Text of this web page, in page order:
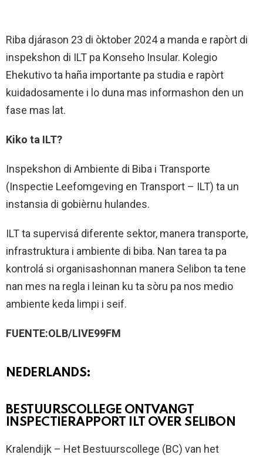
Riba djárason 23 di òktober 2024 a manda e rapòrt di
inspekshon di ILT pa Konseho Insular. Kolegio
Ehekutivo ta haña importante pa studia e rapòrt
kuidadosamente i lo duna mas informashon den un
fase mas lat.
Kiko ta ILT?
Inspekshon di Ambiente di Biba i Transporte
(Inspectie Leefomgeving en Transport – ILT) ta un
instansia di gobièrnu hulandes.
ILT ta supervisá diferente sektor, manera transporte,
infrastruktura i ambiente di biba. Nan tarea ta pa
kontrolá si organisashonnan manera Selibon ta tene
nan mes na regla i leinan ku ta sòru pa nos medio
ambiente keda limpi i seif.
FUENTE:OLB/LIVE99FM
NEDERLANDS:
BESTUURSCOLLEGE ONTVANGT
INSPECTIERAPPORT ILT OVER SELIBON
Kralendijk – Het Bestuurscollege (BC) van het